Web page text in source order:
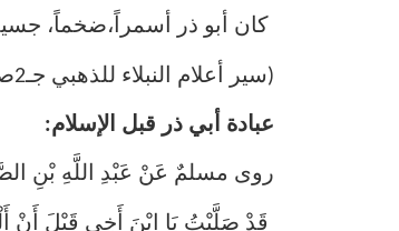
كان أبو ذر أسمراً،ضخماً،
(سير أعلام النبلاء للذهبي جـ2صـ 47).
عبادة أبي ذر قبل الإسلام:
روى مسلمٌ عَنْ عَبْدِ اللَّهِ بْنِ
قَدْ صَلَّيْتُ يَا ابْنَ أَخِي قَبْلَ أَنْ